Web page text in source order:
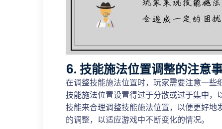
6. 技能施法位置调整的注意
在调整技能施法位置时，玩家需要注意一
技能施法位置设置得过于分散或过于集中，
技能来合理调整技能施法位置，以便更好地
的调整，以适应游戏中不断变化的情况。